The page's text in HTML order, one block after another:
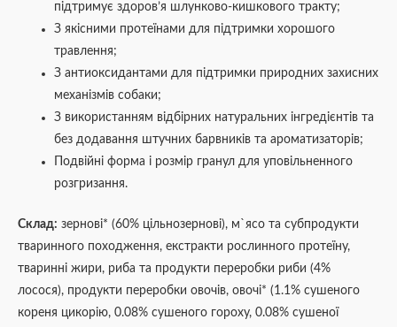
підтримує здоров’я шлунково-кишкового тракту;
З якісними протеїнами для підтримки хорошого
травлення;
З антиоксидантами для підтримки природних захисних
механізмів собаки;
З використанням відбірних натуральних інгредієнтів та
без додавання штучних барвників та ароматизаторів;
Подвійні форма і розмір гранул для уповільненного
розгризання.
Склад: зернові* (60% цільнозернові), м`ясо та субпродукти
тваринного походження, екстракти рослинного протеїну,
тваринні жири, риба та продукти переробки риби (4%
лосося), продукти переробки овочів, овочі* (1.1% сушеного
кореня цикорію, 0.08% сушеного гороху, 0.08% сушеної